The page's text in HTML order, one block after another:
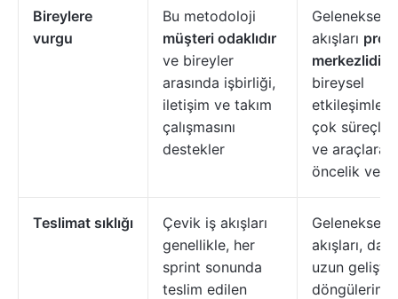
Bireylere
vurgu
Bu metodoloji
müşteri odaklıdır
ve bireyler
arasında işbirliği,
iletişim ve takım
çalışmasını
destekler
Geleneksel
akışları proje
merkezlidir
bireysel
çok
ve araçlara
öncelik verir
Teslimat sıklığı
Çevik iş akışları
genellikle, her
sprint sonunda
teslim edilen
Geleneksel
akışları,
uzun
döngülerine